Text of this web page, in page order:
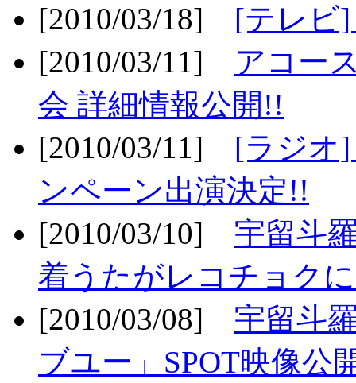
[2010/03/18] [テレビ
[2010/03/11] アコー
会 詳細情報公開!!
[2010/03/11] [ラジオ
ンペーン出演決定!!
[2010/03/10] 宇留斗
着うたがレコチョク
[2010/03/08] 宇留斗
ブユー」SPOT映像公